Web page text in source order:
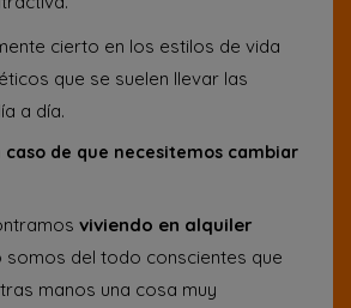
cierto en los estilos de vida
que se suelen llevar las
a día.
caso de que necesitemos cambiar
viviendo en alquiler
somos del todo conscientes que
manos una cosa muy